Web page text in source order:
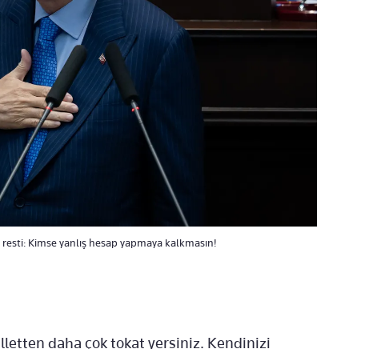
Kimse yanlış hesap yapmaya kalkmasın!
daha çok tokat yersiniz. Kendinizi